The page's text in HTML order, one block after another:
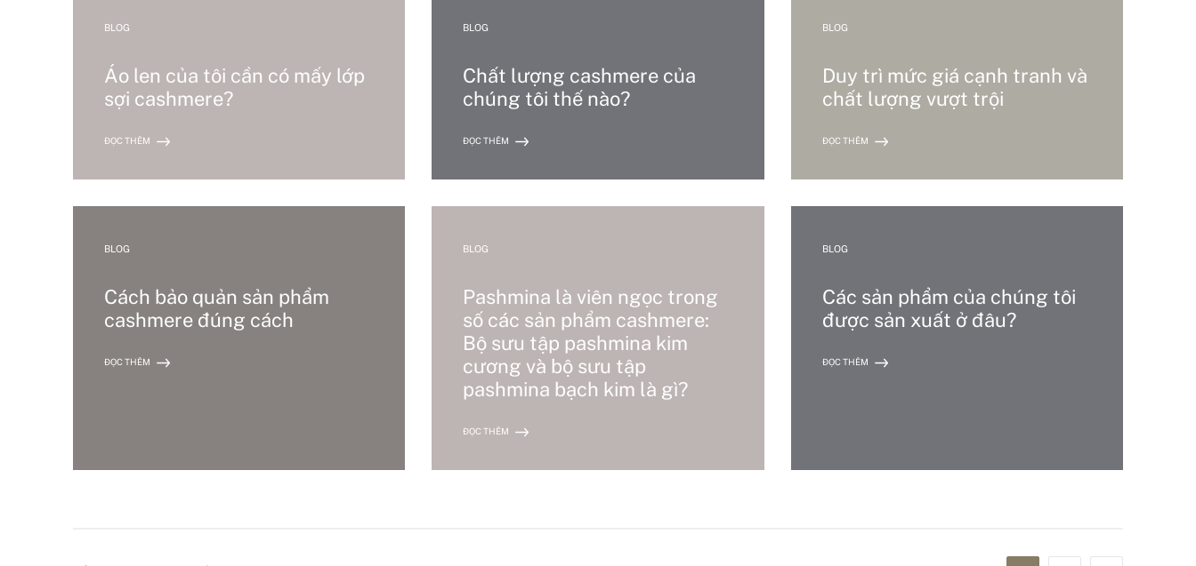
BLOG
Áo len của tôi cần có mấy lớp
sợi cashmere?
ĐỌC THÊM
BLOG
Chất lượng cashmere của
chúng tôi thế nào?
ĐỌC THÊM
BLOG
Duy trì mức giá cạnh tranh và
chất lượng vượt trội
ĐỌC THÊM
BLOG
Cách bảo quản sản phẩm
cashmere đúng cách
ĐỌC THÊM
BLOG
Pashmina là viên ngọc trong
số các sản phẩm cashmere:
Bộ sưu tập pashmina kim
cương và bộ sưu tập
pashmina bạch kim là gì?
ĐỌC THÊM
BLOG
Các sản phẩm của chúng tôi
được sản xuất ở đâu?
ĐỌC THÊM